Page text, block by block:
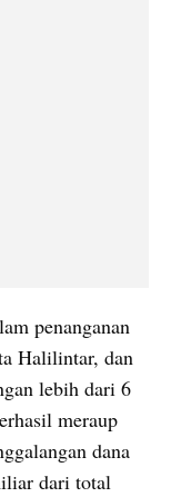
penanganan
Halilintar, dan
lebih dari 6
meraup
dana
dari total